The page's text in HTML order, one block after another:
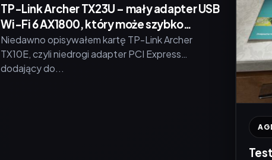
TP-Link Archer TX23U – mały adapter USB
Wi-Fi 6 AX1800, który może szybko
odświeżyć starszy komputer
Niedawno opisywałem kartę TP-Link Archer
TX10E, czyli niedrogi adapter PCI Express
dodający do...